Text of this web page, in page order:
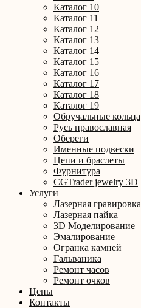
Каталог 10
Каталог 11
Каталог 12
Каталог 13
Каталог 14
Каталог 15
Каталог 16
Каталог 17
Каталог 18
Каталог 19
Обручальные кольца
Русь православная
Обереги
Именные подвески
Цепи и браслеты
Фурнитура
CGTrader jewelry 3D
Услуги
Лазерная гравировка
Лазерная пайка
3D Моделирование
Эмалирование
Огранка камней
Гальваника
Ремонт часов
Ремонт очков
Цены
Контакты